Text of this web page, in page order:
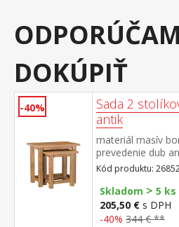
DOKÚPIŤ
-40%
Sada 2
antik
materiál masív
prevedenie dub
vlis drevenej
stolíka (š/h/v) 46
zostavy EL
Kód produktu:
Skladom > 5 ks
205,50 € s DPH
-40% 344 € **